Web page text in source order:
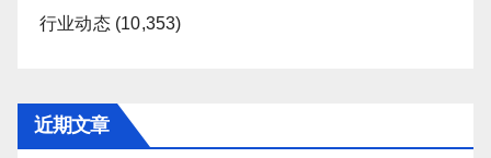
行业动态(10,353)
近期文章